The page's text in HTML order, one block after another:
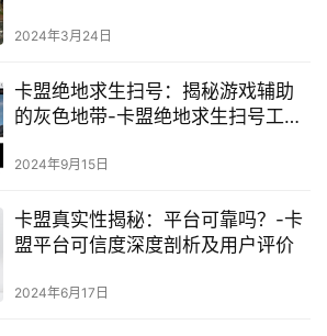
响力
2024年3月24日
卡盟绝地求生扫号：揭秘游戏辅助
的灰色地带-卡盟绝地求生扫号工具
2024年9月15日
卡盟真实性揭秘：平台可靠吗？-卡
盟平台可信度深度剖析及用户评价
2024年6月17日